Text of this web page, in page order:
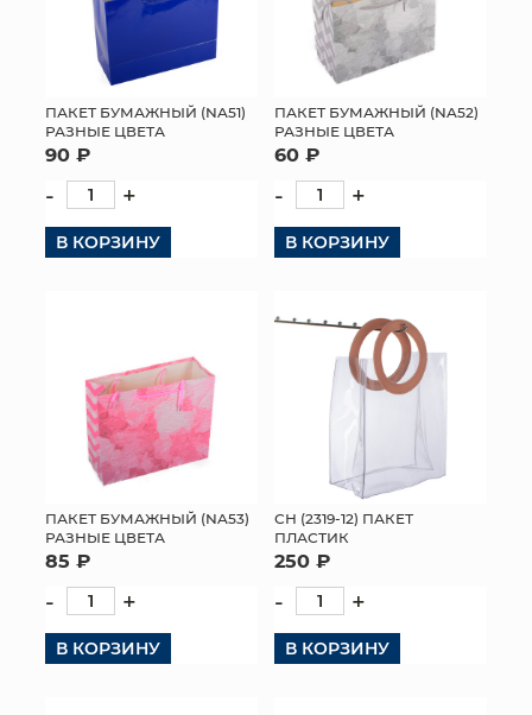
ПАКЕТ БУМАЖНЫЙ (NA51)
РАЗНЫЕ ЦВЕТА
90 ₽
- +
В КОРЗИНУ
ПАКЕТ БУМАЖНЫЙ (NA52)
РАЗНЫЕ ЦВЕТА
60 ₽
- +
В КОРЗИНУ
ПАКЕТ БУМАЖНЫЙ (NA53)
РАЗНЫЕ ЦВЕТА
85 ₽
- +
В КОРЗИНУ
СН (2319-12) ПАКЕТ
ПЛАСТИК
250 ₽
- +
В КОРЗИНУ